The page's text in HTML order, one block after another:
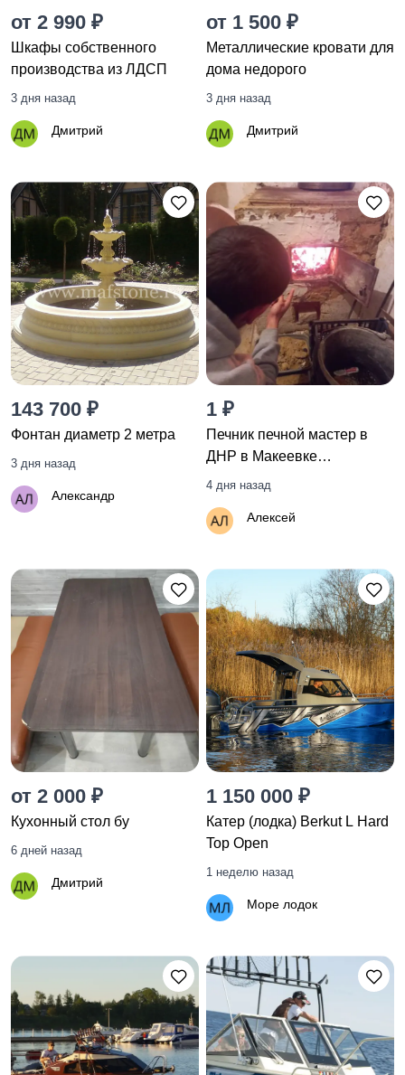
от 2 990 ₽
Шкафы собственного
производства из ЛДСП
3 дня назад
Дмитрий
от 1 500 ₽
Металлические кровати для
дома недорого
3 дня назад
Дмитрий
143 700 ₽
Фонтан диаметр 2 метра
3 дня назад
Александр
1 ₽
Печник печной мастер в
ДНР в Макеевке
+79493948965
4 дня назад
Алексей
от 2 000 ₽
Кухонный стол бу
6 дней назад
Дмитрий
1 150 000 ₽
Катер (лодка) Berkut L Hard
Top Open
1 неделю назад
Море лодок